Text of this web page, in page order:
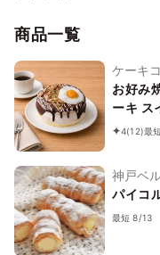
商品一覧
ケーキ
お好み
ーキ ス
4(12)最
神戸ベ
パイコ
最短 8/13